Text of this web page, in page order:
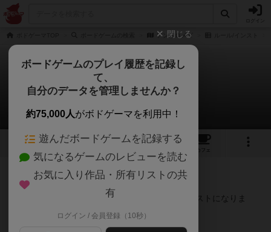
アンドロメダ
アンドロメダ
malts_yさんのルール/インスト
10 1 1
カフェ
116名 0名 0 3年弱前
アンドロメダのインスト（上から読むだけでインストになりま
閉じる
ボードゲームのプレイ履歴を記録し
て、
自分のデータを管理しませんか？
約75,000人がボドゲーマを利用中！
遊んだボードゲームを記録する
気になるゲームのレビューを読む
お気に入り作品・所有リストの共
有
ログイン / 会員登録（10秒）